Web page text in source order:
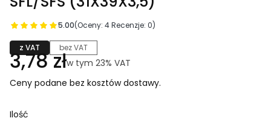
5.00(Oceny: 4 Recenzje: 0)
z VAT bez VAT
Cena
3,78 złw tym 23% VAT
w tym 23% VAT
Ceny podane bez kosztów dostawy.
Ilość